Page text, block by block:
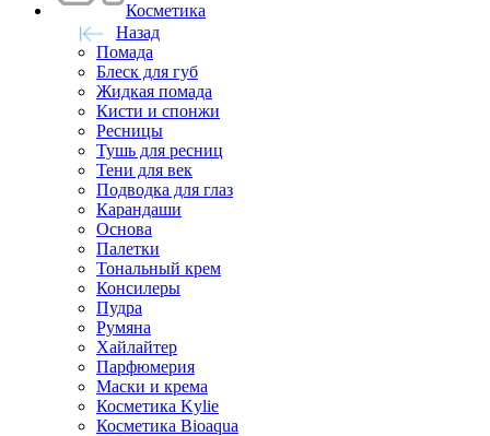
Косметика
Назад
Помада
Блеск для губ
Жидкая помада
Кисти и спонжи
Ресницы
Тушь для ресниц
Тени для век
Подводка для глаз
Карандаши
Основа
Палетки
Тональный крем
Консилеры
Пудра
Румяна
Хайлайтер
Парфюмерия
Маски и крема
Косметика Kylie
Косметика Bioaqua